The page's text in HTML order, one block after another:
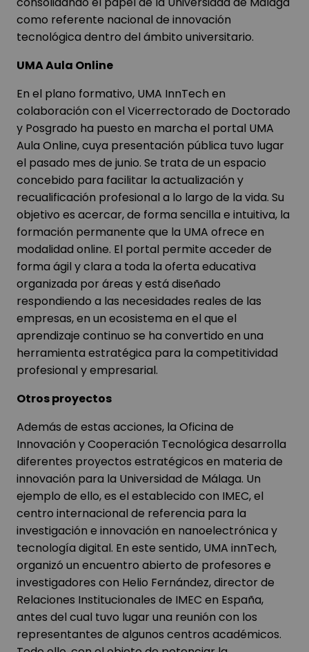
como referente nacional de innovación
tecnológica dentro del ámbito universitario.
UMA Aula Online
En el plano formativo, UMA InnTech en
colaboración con el Vicerrectorado de Doctorado
y Posgrado ha puesto en marcha el portal UMA
Aula Online, cuya presentación pública tuvo lugar
el pasado mes de junio. Se trata de un espacio
concebido para facilitar la actualización y
recualificación profesional a lo largo de la vida. Su
objetivo es acercar, de forma sencilla e intuitiva, la
formación permanente que la UMA ofrece en
modalidad online. El portal permite acceder de
forma ágil y clara a toda la oferta educativa
organizada por áreas y está diseñado
respondiendo a las necesidades reales de las
empresas, en un ecosistema en el que el
aprendizaje continuo se ha convertido en una
herramienta estratégica para la competitividad
profesional y empresarial.
Otros proyectos
Además de estas acciones, la Oficina de
Innovación y Cooperación Tecnológica desarrolla
diferentes proyectos estratégicos en materia de
innovación para la Universidad de Málaga. Un
ejemplo de ello, es el establecido con IMEC, el
centro internacional de referencia para la
investigación e innovación en nanoelectrónica y
tecnología digital. En este sentido, UMA innTech,
organizó un encuentro abierto de profesores e
investigadores con Helio Fernández, director de
Relaciones Institucionales de IMEC en España,
antes del cual tuvo lugar una reunión con los
representantes de algunos centros académicos.